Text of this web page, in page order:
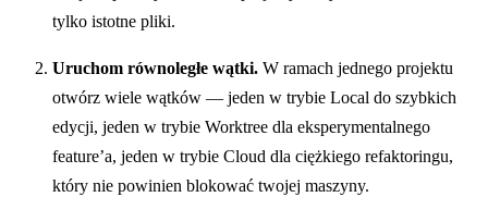
tylko istotne pliki.
Uruchom równoległe wątki. W ramach jednego projektu
otwórz wiele wątków — jeden w trybie Local do szybkich
edycji, jeden w trybie Worktree dla eksperymentalnego
feature’a, jeden w trybie Cloud dla ciężkiego refaktoringu,
który nie powinien blokować twojej maszyny.